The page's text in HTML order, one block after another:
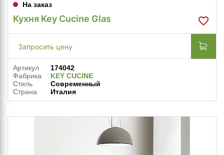
На заказ
Кухня Key Cucine Glas
Запросить цену
Артикул
174042
Фабрика
KEY CUCINE
Стиль
Современный
Страна
Италия